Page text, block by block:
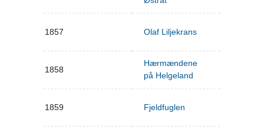
1857 Olaf Liljekrans
1858
Hærmændene
på Helgeland
1859 Fjeldfuglen